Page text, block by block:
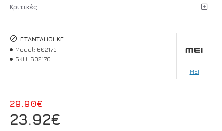
Κριτικές
23.92€
29.90€
ΕΞΑΝΤΛΉΘΗΚΕ
Model: 602170
SKU: 602170
MEI